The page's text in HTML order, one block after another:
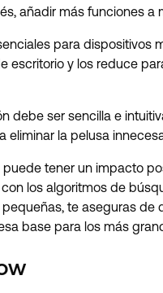
añadir más funciones
para dispositivos
escritorio y los reduce
debe ser sencilla e
la pelusa
tener un impacto
los algoritmos de
te aseguras de
base para los más